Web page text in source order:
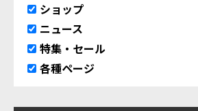
ショップ
ニュース
特集・セール
各種ページ